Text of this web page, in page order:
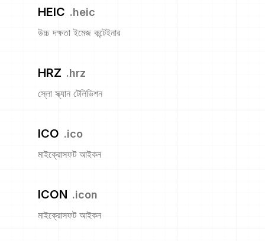
HEIC .heic
উচ্চ দক্ষতা ইমেজ কন্টেইনার
HRZ .hrz
স্লো স্ক্যান টেলিভিশন
ICO .ico
মাইক্রোসফট আইকন
ICON .icon
মাইক্রোসফট আইকন